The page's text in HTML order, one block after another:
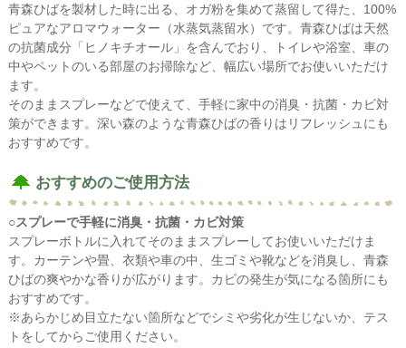
青森ひばを製材した時に出る、オガ粉を集めて蒸留して得た、100%
ピュアなアロマウォーター（水蒸気蒸留水）です。青森ひばは天然
の抗菌成分「ヒノキチオール」を含んでおり、トイレや浴室、車の
中やペットのいる部屋のお掃除など、幅広い場所でお使いいただけ
ます。
そのままスプレーなどで使えて、手軽に家中の消臭・抗菌・カビ対
策ができます。深い森のような青森ひばの香りはリフレッシュにも
おすすめです。
おすすめのご使用方法
○スプレーで手軽に消臭・抗菌・カビ対策
スプレーボトルに入れてそのままスプレーしてお使いいただけま
す。カーテンや畳、衣類や車の中、生ゴミや靴などを消臭し、青森
ひばの爽やかな香りが広がります。カビの発生が気になる箇所にも
おすすめです。
※あらかじめ目立たない箇所などでシミや劣化が生じないか、テス
トをしてからご使用ください。